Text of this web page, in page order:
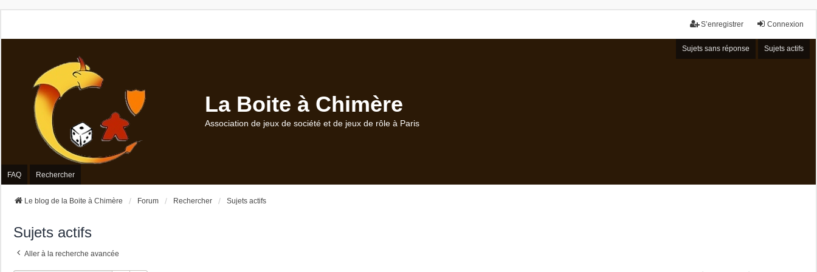
Connexion
S’enregistrer
Sujets sans réponse Sujets actifs
La Boite à Chimère
Association de jeux de société et de jeux de rôle à Paris
FAQ Rechercher
Le blog de la Boite à Chimère Forum Rechercher Sujets actifs
Sujets actifs
Aller à la recherche avancée